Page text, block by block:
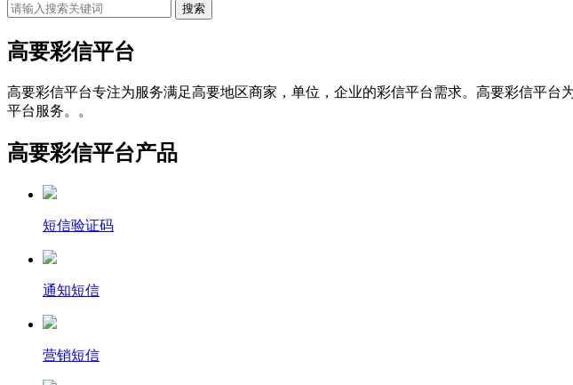
搜索
高要彩信平台
高要彩信平台专注为服务满足高要地区商家，单位，企业的彩信平台需求。高要彩信平
平台服务。。
高要彩信平台产品
短信验证码
通知短信
营销短信